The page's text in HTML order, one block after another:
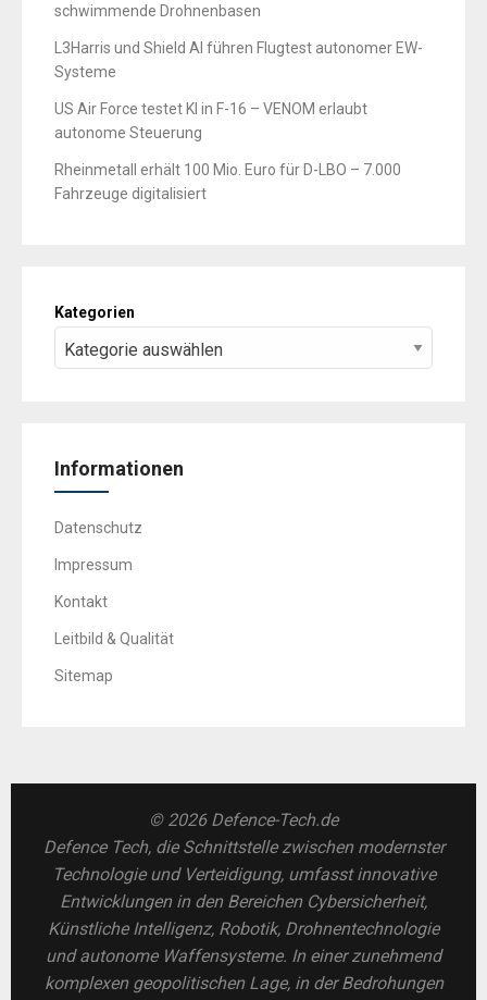
schwimmende Drohnenbasen
L3Harris und Shield AI führen Flugtest autonomer EW-
Systeme
US Air Force testet KI in F-16 – VENOM erlaubt
autonome Steuerung
Rheinmetall erhält 100 Mio. Euro für D-LBO – 7.000
Fahrzeuge digitalisiert
Kategorien
Informationen
Datenschutz
Impressum
Kontakt
Leitbild & Qualität
Sitemap
© 2026 Defence-Tech.de
Defence Tech, die Schnittstelle zwischen modernster
Technologie und Verteidigung, umfasst innovative
Entwicklungen in den Bereichen Cybersicherheit,
Künstliche Intelligenz, Robotik, Drohnentechnologie
und autonome Waffensysteme. In einer zunehmend
komplexen geopolitischen Lage, in der Bedrohungen